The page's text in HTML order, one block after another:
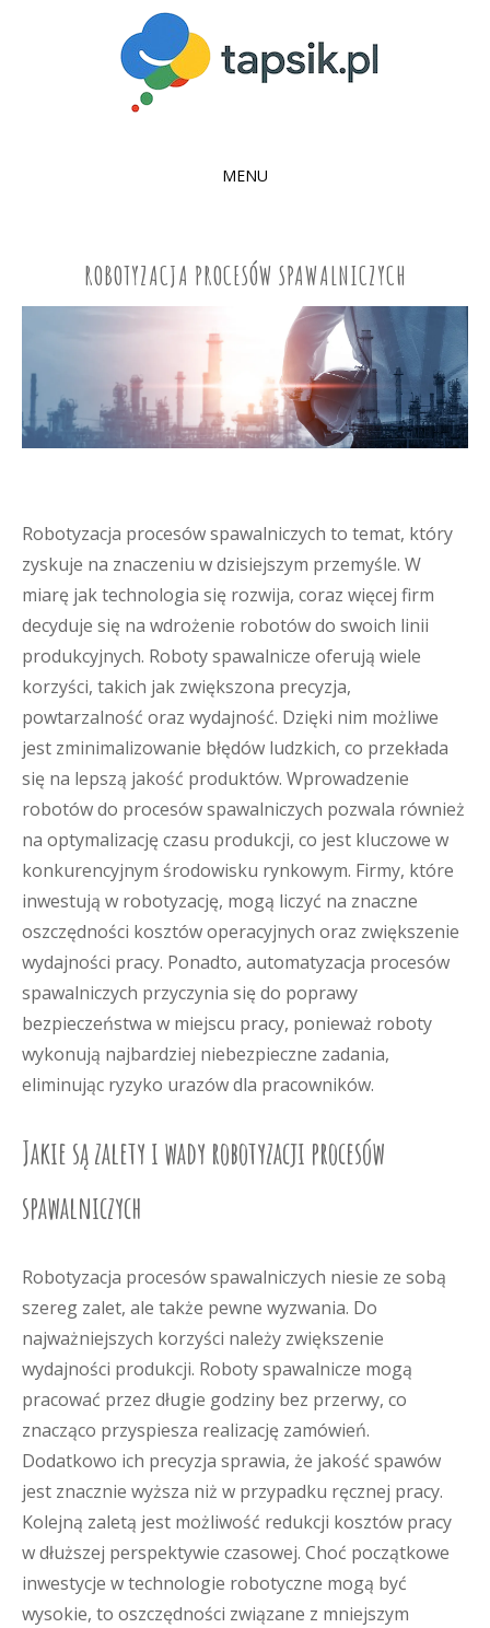
MENU
CONTENTROBOTYZACJA PROCESÓW SPAWALNICZYCH
Robotyzacja procesów spawalniczych to temat, który
zyskuje na znaczeniu w dzisiejszym przemyśle. W
miarę jak technologia się rozwija, coraz więcej firm
decyduje się na wdrożenie robotów do swoich linii
produkcyjnych. Roboty spawalnicze oferują wiele
korzyści, takich jak zwiększona precyzja,
powtarzalność oraz wydajność. Dzięki nim możliwe
jest zminimalizowanie błędów ludzkich, co przekłada
się na lepszą jakość produktów. Wprowadzenie
robotów do procesów spawalniczych pozwala również
na optymalizację czasu produkcji, co jest kluczowe w
konkurencyjnym środowisku rynkowym. Firmy, które
inwestują w robotyzację, mogą liczyć na znaczne
oszczędności kosztów operacyjnych oraz zwiększenie
wydajności pracy. Ponadto, automatyzacja procesów
spawalniczych przyczynia się do poprawy
bezpieczeństwa w miejscu pracy, ponieważ roboty
wykonują najbardziej niebezpieczne zadania,
eliminując ryzyko urazów dla pracowników.
Jakie są zalety i wady robotyzacji procesów
spawalniczych
Robotyzacja procesów spawalniczych niesie ze sobą
szereg zalet, ale także pewne wyzwania. Do
najważniejszych korzyści należy zwiększenie
wydajności produkcji. Roboty spawalnicze mogą
pracować przez długie godziny bez przerwy, co
znacząco przyspiesza realizację zamówień.
Dodatkowo ich precyzja sprawia, że jakość spawów
jest znacznie wyższa niż w przypadku ręcznej pracy.
Kolejną zaletą jest możliwość redukcji kosztów pracy
w dłuższej perspektywie czasowej. Choć początkowe
inwestycje w technologie robotyczne mogą być
wysokie, to oszczędności związane z mniejszym